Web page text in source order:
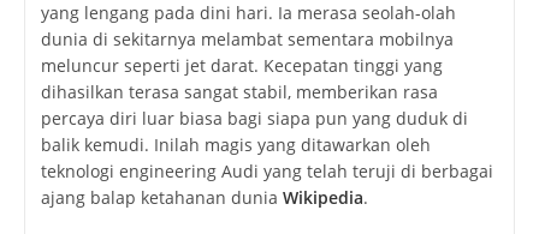
yang lengang pada dini hari. Ia merasa seolah-olah
dunia di sekitarnya melambat sementara mobilnya
meluncur seperti jet darat. Kecepatan tinggi yang
dihasilkan terasa sangat stabil, memberikan rasa
percaya diri luar biasa bagi siapa pun yang duduk di
balik kemudi. Inilah magis yang ditawarkan oleh
teknologi engineering Audi yang telah teruji di berbagai
ajang balap ketahanan dunia Wikipedia.